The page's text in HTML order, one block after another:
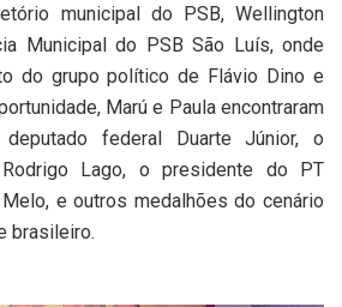
municipal do PSB, Wellington
Municipal do PSB São Luís, onde
do grupo político de Flávio Dino e
Marú e Paula encontraram
federal Duarte Júnior, o
Lago, o presidente do PT
Melo, e outros medalhões do cenário
brasileiro.